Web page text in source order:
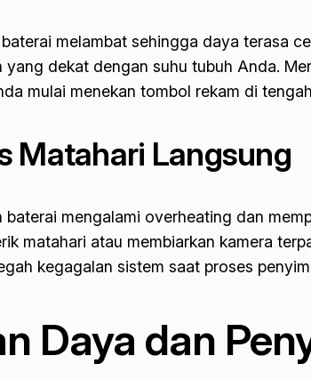
melambat sehingga daya terasa
dekat dengan suhu tubuh Anda.
mulai menekan tombol rekam di
Matahari Langsung
baterai mengalami overheating dan
matahari atau membiarkan kamera
kegagalan sistem saat proses
Daya dan